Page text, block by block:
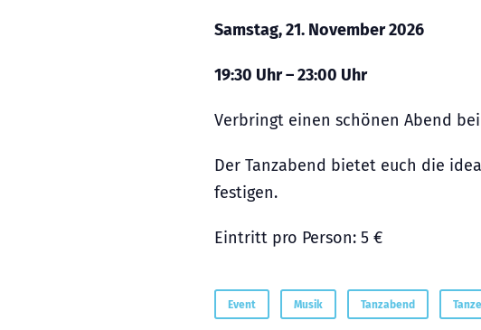
Samstag, 21. November 2026
19:30 Uhr – 23:00 Uhr
Verbringt einen schönen Abend
Der Tanzabend bietet euch die
festigen.
Eintritt pro Person: 5 €
Event Musik Tanzabend